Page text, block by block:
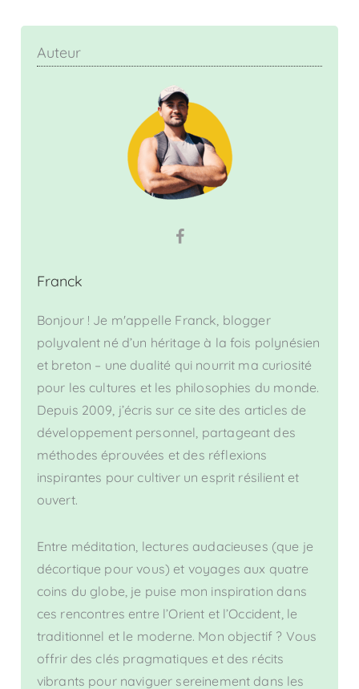
Auteur
Franck
Bonjour ! Je m'appelle Franck, blogger
polyvalent né d’un héritage à la fois polynésien
et breton – une dualité qui nourrit ma curiosité
pour les cultures et les philosophies du monde.
Depuis 2009, j’écris sur ce site des articles de
développement personnel, partageant des
méthodes éprouvées et des réflexions
inspirantes pour cultiver un esprit résilient et
ouvert.
Entre méditation, lectures audacieuses (que je
décortique pour vous) et voyages aux quatre
coins du globe, je puise mon inspiration dans
ces rencontres entre l’Orient et l’Occident, le
traditionnel et le moderne. Mon objectif ? Vous
offrir des clés pragmatiques et des récits
vibrants pour naviguer sereinement dans les